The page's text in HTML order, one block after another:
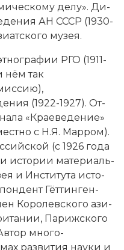
де­лу». Ди­
АН СССР (1930-
му­зея.
РГО (1911-
нём так
(1922-1927). От­
«Крае­ве­де­ние»
с Н.Я. Мар­ром).
(с 1926 года
ис­то­рии ма­те­ри­аль­
и Института ис­то­
Гёт­тин­ген­
Ко­ро­лев­ско­го ази­
Па­риж­ско­го
мно­го­
раз­ви­тия нау­ки и